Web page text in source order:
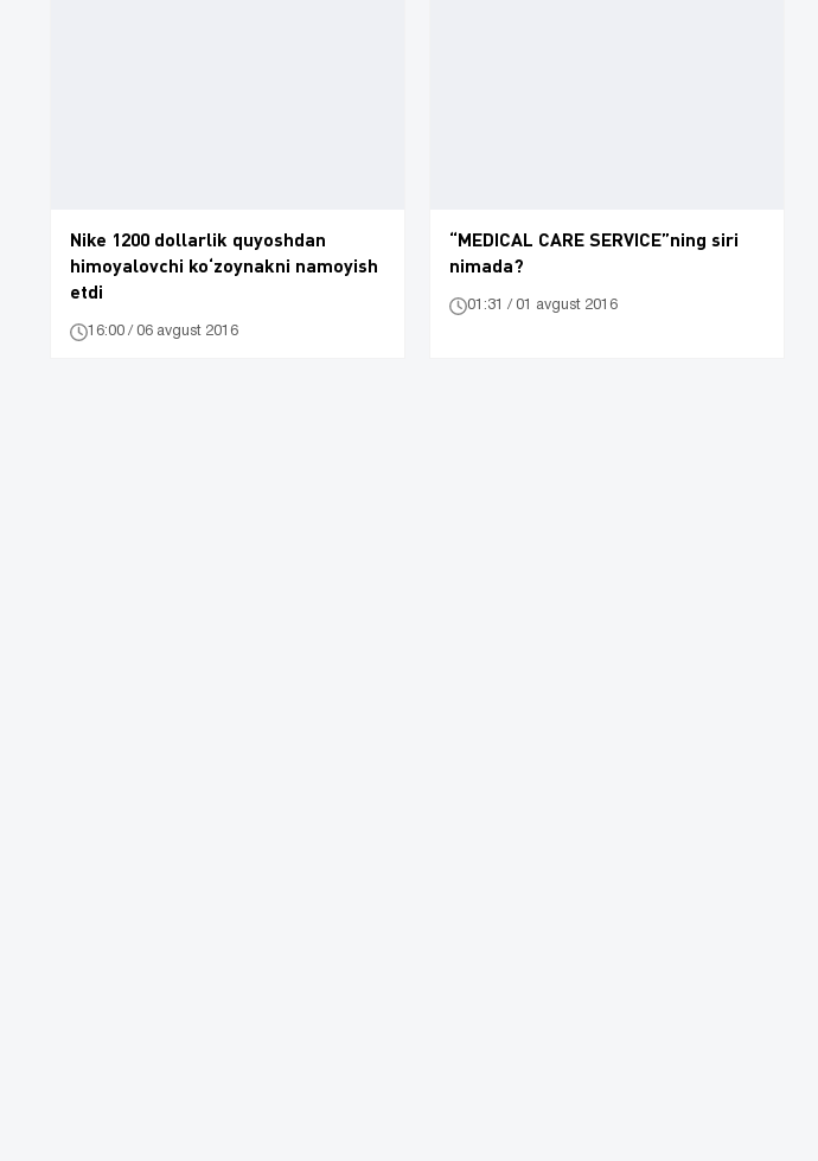
Nike 1200 dollarlik quyoshdan
himoyalovchi ko‘zoynakni namoyish
etdi
16:00 / 06 avgust 2016
“MEDICAL CARE SERVICE”ning siri
nimada?
01:31 / 01 avgust 2016